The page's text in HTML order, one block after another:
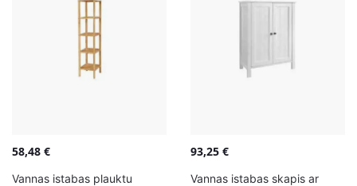
58,48 €
Vannas istabas plauktu
93,25 €
Vannas istabas skapis ar